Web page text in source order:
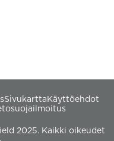
Sivukartta Käyttöehdot
2025. Kaikki oikeudet